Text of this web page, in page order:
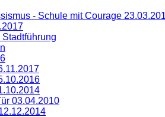
- Schule mit Courage
03.04.2010